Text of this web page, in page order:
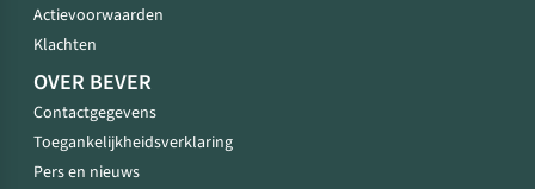
Actievoorwaarden
Klachten
OVER BEVER
Contactgegevens
Toegankelijkheidsverklaring
Pers en nieuws